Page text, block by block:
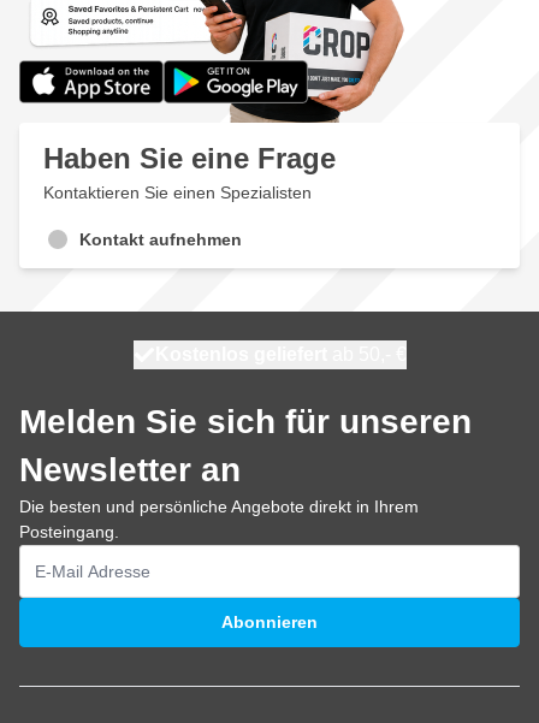
Haben Sie eine Frage
Kontaktieren Sie einen Spezialisten
Kontakt aufnehmen
Melden Sie sich für unseren
Newsletter an
Die besten und persönliche Angebote direkt in Ihrem
Posteingang.
E-Mailadresse
Abonnieren